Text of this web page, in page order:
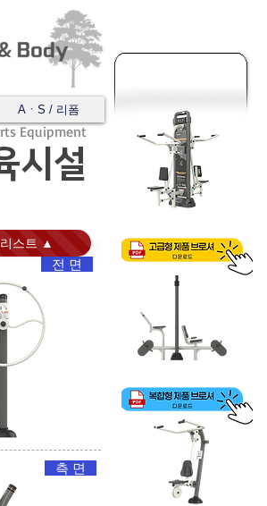
AㆍS / 리폼
전 면
측 면
시설
Equipment
스트 ▲